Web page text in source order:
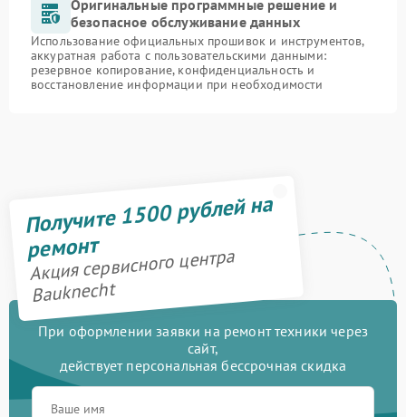
Оригинальные программные решение и
безопасное обслуживание данных
Использование официальных прошивок и инструментов,
аккуратная работа с пользовательскими данными:
резервное копирование, конфиденциальность и
восстановление информации при необходимости
Получите 1500 рублей на
ремонт
Акция сервисного центра
Bauknecht
При оформлении заявки на ремонт техники через
сайт,
действует персональная бессрочная скидка